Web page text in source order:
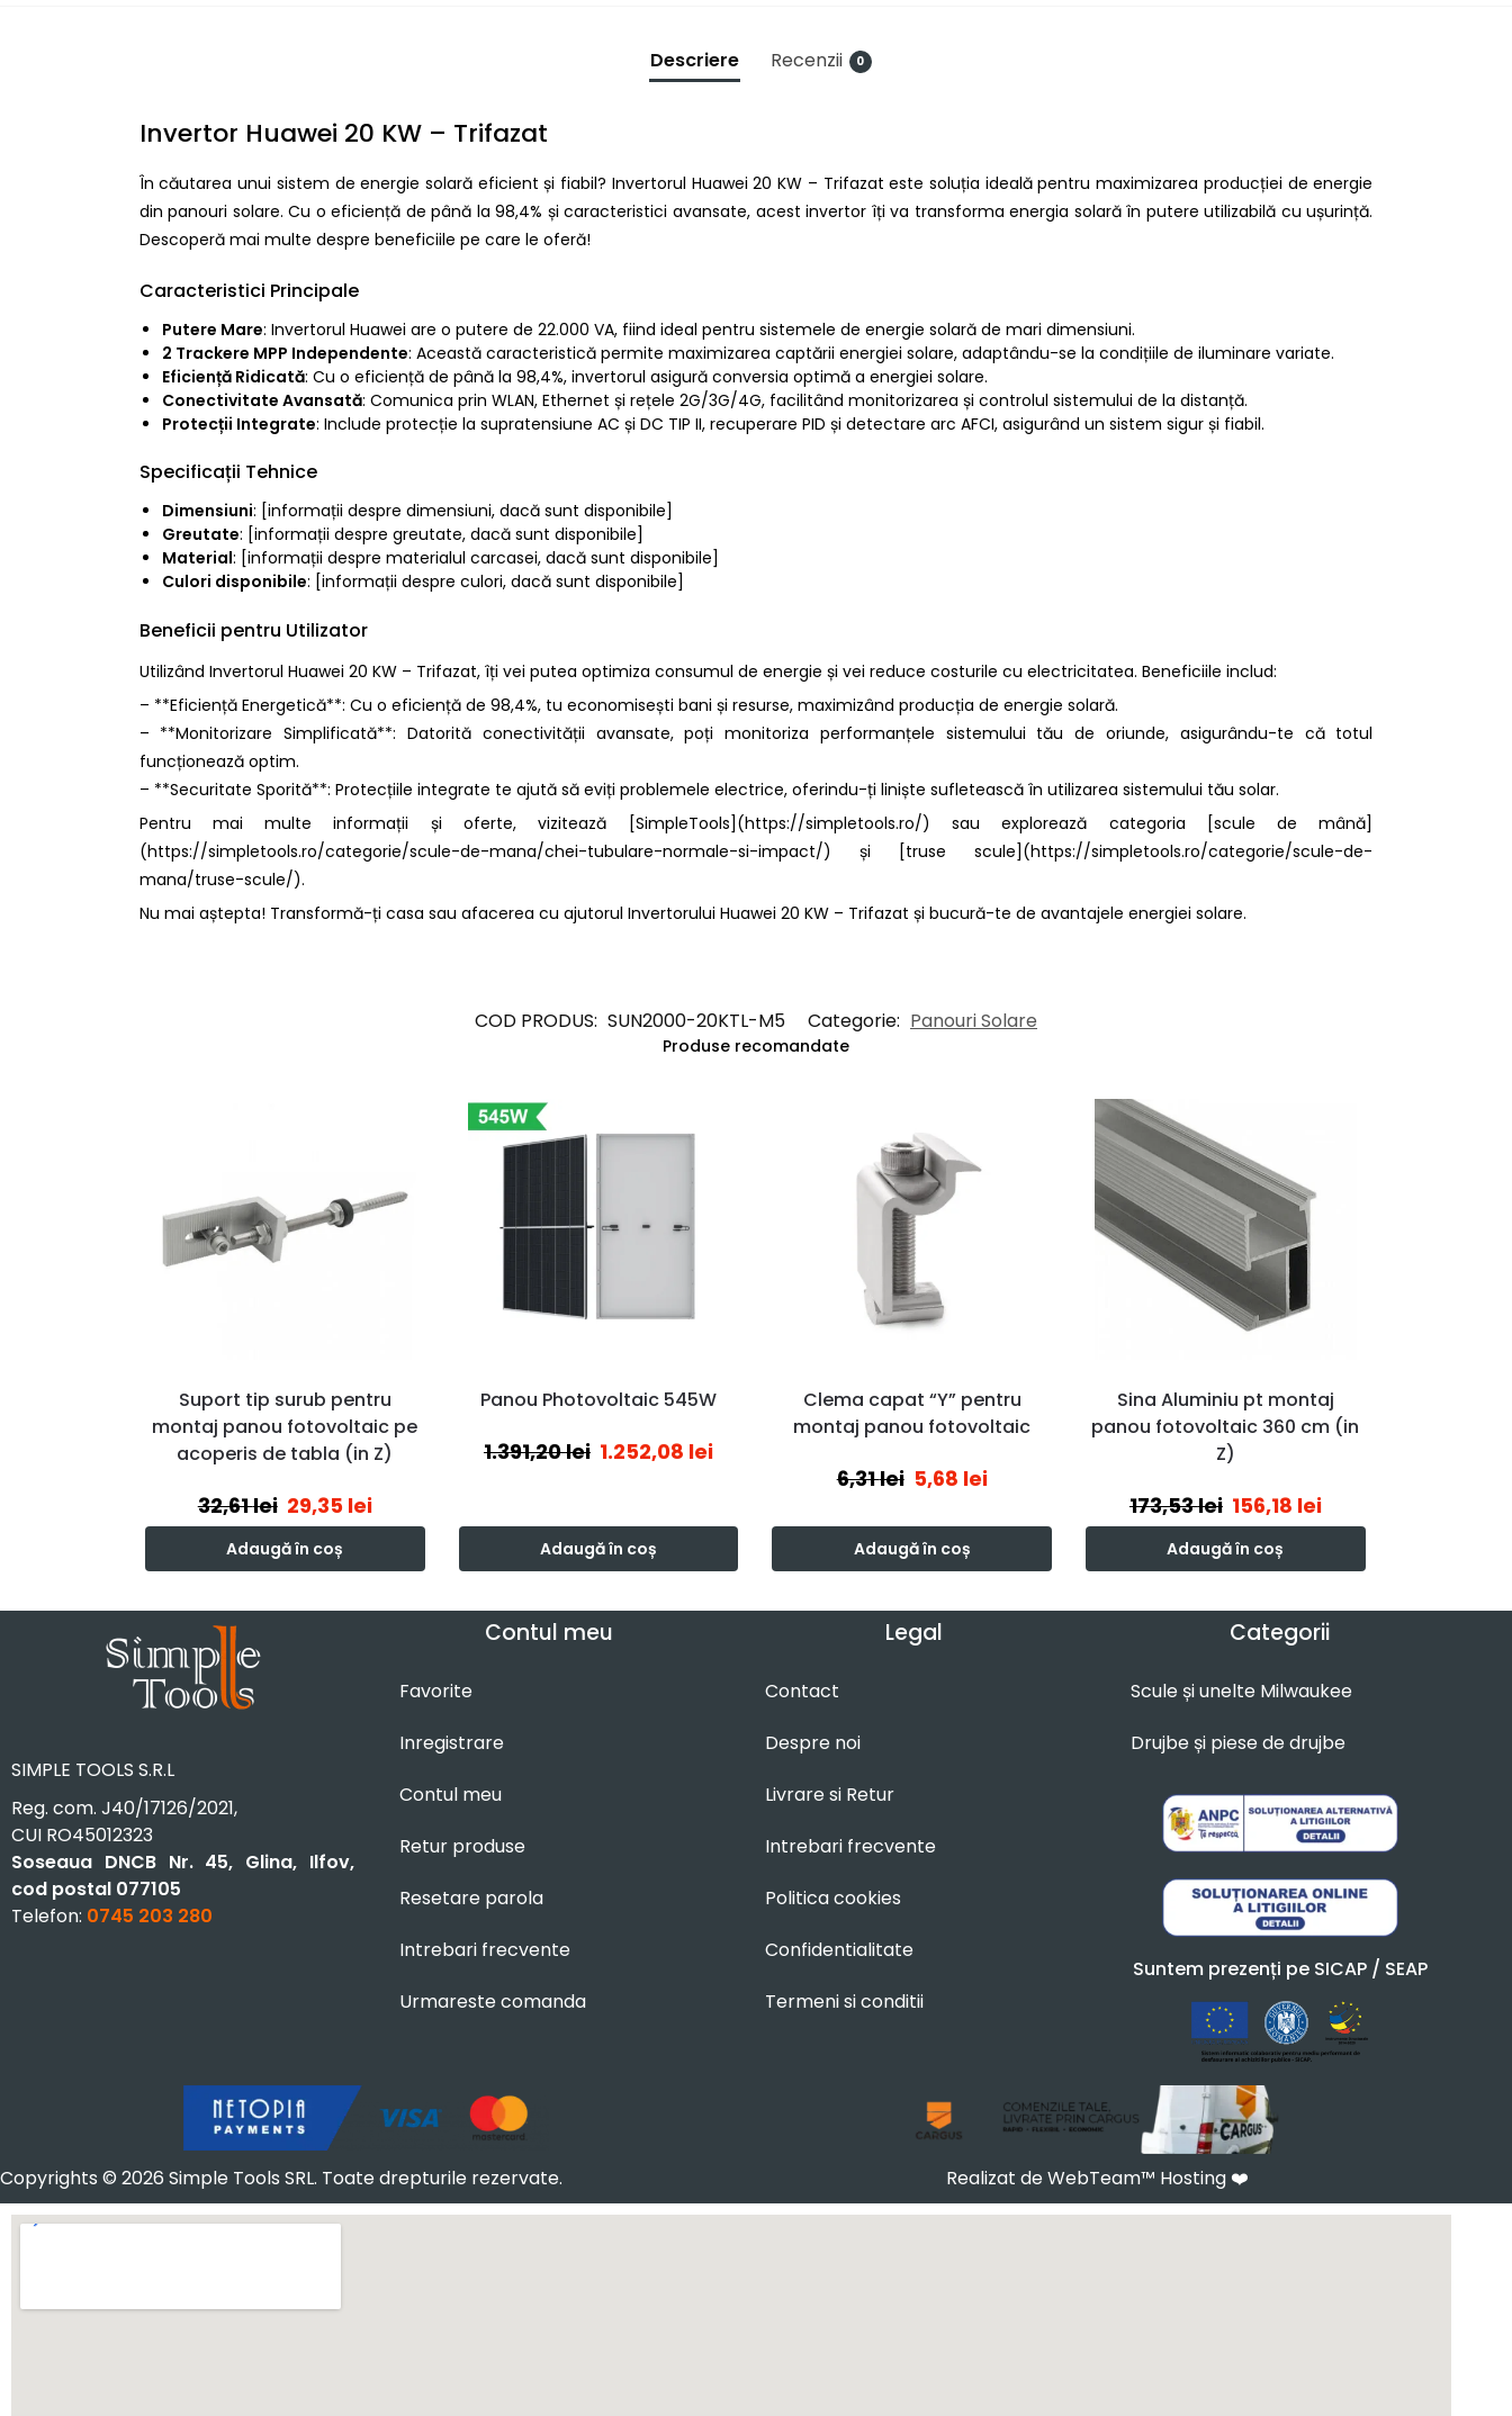
Descriere Recenzii 0
Invertor Huawei 20 KW – Trifazat
În căutarea unui sistem de energie solară eficient și fiabil? Invertorul Huawei 20 KW – Trifazat este soluția ideală pentru maximizarea producției de energie
din panouri solare. Cu o eficiență de până la 98,4% și caracteristici avansate, acest invertor îți va transforma energia solară în putere utilizabilă cu ușurință.
Descoperă mai multe despre beneficiile pe care le oferă!
Caracteristici Principale
Putere Mare: Invertorul Huawei are o putere de 22.000 VA, fiind ideal pentru sistemele de energie solară de mari dimensiuni.
2 Trackere MPP Independente: Această caracteristică permite maximizarea captării energiei solare, adaptându-se la condițiile de iluminare variate.
Eficiență Ridicată: Cu o eficiență de până la 98,4%, invertorul asigură conversia optimă a energiei solare.
Conectivitate Avansată: Comunica prin WLAN, Ethernet și rețele 2G/3G/4G, facilitând monitorizarea și controlul sistemului de la distanță.
Protecții Integrate: Include protecție la supratensiune AC și DC TIP II, recuperare PID și detectare arc AFCI, asigurând un sistem sigur și fiabil.
Specificații Tehnice
Dimensiuni: [informații despre dimensiuni, dacă sunt disponibile]
Greutate: [informații despre greutate, dacă sunt disponibile]
Material: [informații despre materialul carcasei, dacă sunt disponibile]
Culori disponibile: [informații despre culori, dacă sunt disponibile]
Beneficii pentru Utilizator
Utilizând Invertorul Huawei 20 KW – Trifazat, îți vei putea optimiza consumul de energie și vei reduce costurile cu electricitatea. Beneficiile includ:
– **Eficiență Energetică**: Cu o eficiență de 98,4%, tu economisești bani și resurse, maximizând producția de energie solară.
– **Monitorizare Simplificată**: Datorită conectivității avansate, poți monitoriza performanțele sistemului tău de oriunde, asigurându-te că totul
funcționează optim.
– **Securitate Sporită**: Protecțiile integrate te ajută să eviți problemele electrice, oferindu-ți liniște sufletească în utilizarea sistemului tău solar.
Pentru mai multe informații și oferte, vizitează [SimpleTools](https://simpletools.ro/) sau explorează categoria [scule de mână]
(https://simpletools.ro/categorie/scule-de-mana/chei-tubulare-normale-si-impact/) și [truse scule](https://simpletools.ro/categorie/scule-de-
mana/truse-scule/).
Nu mai aștepta! Transformă-ți casa sau afacerea cu ajutorul Invertorului Huawei 20 KW – Trifazat și bucură-te de avantajele energiei solare.
COD PRODUS: SUN2000-20KTL-M5 Categorie: Panouri Solare
Produse recomandate
Suport tip surub pentru
montaj panou fotovoltaic pe
acoperis de tabla (in Z)
32,61lei 29,35 lei
Adaugă în coș
Panou Photovoltaic 545W
1.391,20lei 1.252,08 lei
Adaugă în coș
Clema capat “Y” pentru
montaj panou fotovoltaic
6,31lei 5,68 lei
Adaugă în coș
Sina Aluminiu pt montaj
panou fotovoltaic 360 cm (in
Z)
173,53lei 156,18 lei
Adaugă în coș
SIMPLE TOOLS S.R.L
Reg. com. J40/17126/2021,
CUI RO45012323
Soseaua DNCB Nr. 45, Glina, Ilfov,
cod postal 077105
Telefon: 0745 203 280
Contul meu
Favorite
Inregistrare
Contul meu
Retur produse
Resetare parola
Intrebari frecvente
Urmareste comanda
Legal
Contact
Despre noi
Livrare si Retur
Intrebari frecvente
Politica cookies
Confidentialitate
Termeni si conditii
Categorii
Scule și unelte Milwaukee
Drujbe și piese de drujbe
Suntem prezenți pe SICAP / SEAP
Copyrights © 2026 Simple Tools SRL. Toate drepturile rezervate. Realizat de WebTeam™ Hosting ❤️